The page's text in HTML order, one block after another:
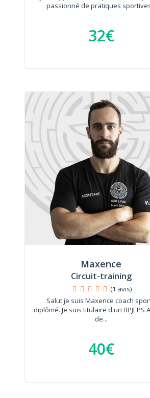
passionné de pratiques
32€
Maxence
Circuit-training
(1 avis)
Salut je suis Maxence coach
diplômé. Je suis titulaire d'un BPJEPS
de...
40€